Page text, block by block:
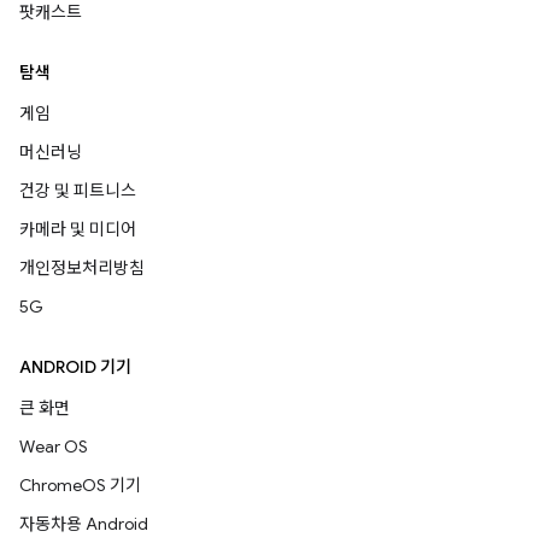
팟캐스트
탐색
게임
머신러닝
건강 및 피트니스
카메라 및 미디어
개인정보처리방침
5G
ANDROID 기기
큰 화면
Wear OS
ChromeOS 기기
자동차용 Android